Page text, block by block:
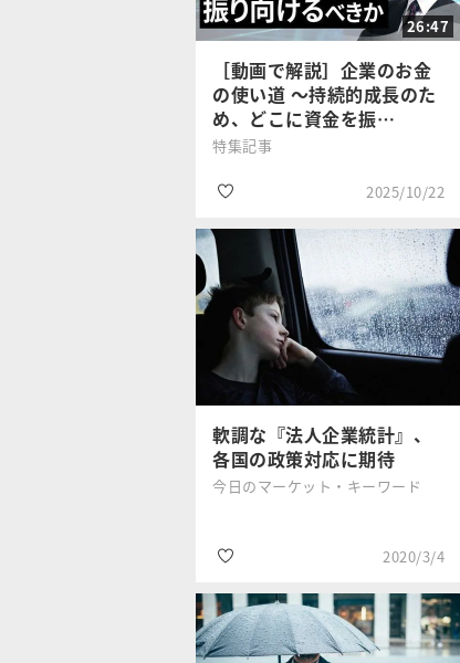
26:47
［動画で解説］企業のお金
の使い道 ～持続的成長のた
め、どこに資金を振…
特集記事
2025/10/22
愛宕 伸康
#政治・経済
#インフレ
#設備投資
軟調な『法人企業統計』、
各国の政策対応に期待
今日のマーケット・キーワード
2020/3/4